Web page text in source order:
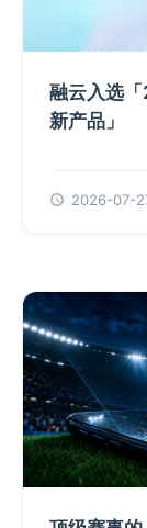
融云入选
新产品」
2026-07-